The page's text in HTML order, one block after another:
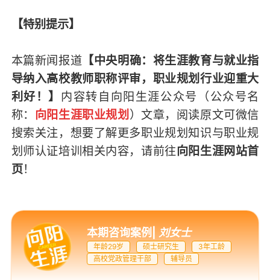
【特别提示】
本篇新闻报道 【中央明确：将生涯教育与就业指
导纳入高校教师职称评审，职业规划行业迎重大
利好！】 内容转自向阳生涯公众号（公众号名
称： 向阳生涯职业规划 ） 文章，阅读原文可微信
搜索关注，想要了解更多职业规划知识与职业规
划师认证培训相关内容，请前往向阳生涯网站首
页！
本期咨询案例 刘女士
年龄29岁 硕士研究生
3年工龄
高校党政管理干部
辅导员